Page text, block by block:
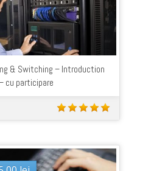
lei.
este:
400,00 lei.
& Switching – Introduction
cu participare